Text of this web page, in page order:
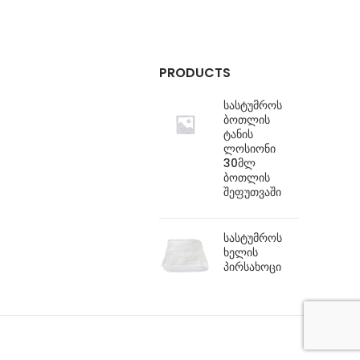
PRODUCTS
სასტუმროს
ბოთლის
ტანის
ლოსიონი
30მლ
ბოთლის
შეფუთვაში
სასტუმროს
ხელის
პირსახოცი